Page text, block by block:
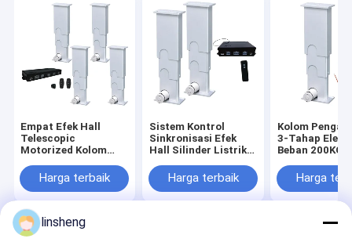
Empat Efek Hall
Telescopic
Motorized Kolom
dan nirkabel remote
operation
Harga terbaik
Sistem Kontrol
Sinkronisasi Efek
Hall Silinder Listrik
tahap 2000N
Harga terbaik
Kolom
3-Tahap
Beban 200KG
untuk
Dapat
Harga
linsheng